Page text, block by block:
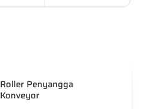
Roller Penyangga
Konveyor